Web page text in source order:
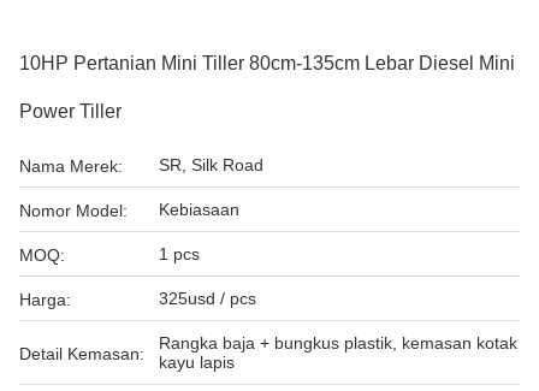
10HP Pertanian Mini Tiller 80cm-135cm Lebar Diesel Mini
Power Tiller
Nama Merek: SR, Silk Road
Nomor Model: Kebiasaan
MOQ: 1 pcs
Harga: 325usd / pcs
Detail Kemasan:
Rangka baja + bungkus plastik, kemasan kotak
kayu lapis